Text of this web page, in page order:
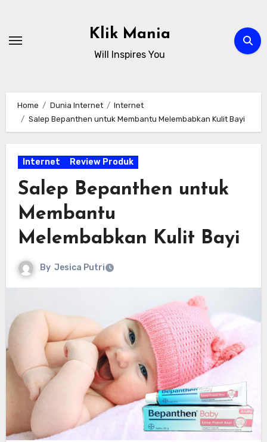
content
Klik Mania
Will Inspires You
Home Dunia Internet
Internet
Salep Bepanthen untuk Membantu Melembabkan Kulit Bayi
Internet Review Produk
Salep Bepanthen untuk
Membantu
Melembabkan Kulit Bayi
By Jesica Putri